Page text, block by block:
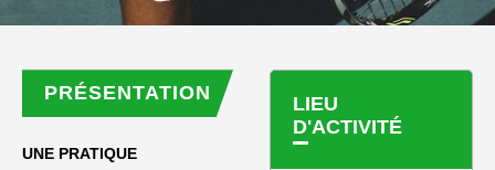
PRÉSENTATION
UNE PRATIQUE
LIEU
D'ACTIVITÉ